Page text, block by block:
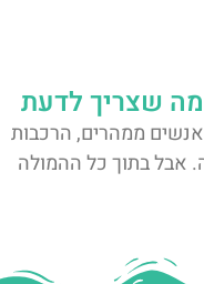
מה שצריך לדעת
אנשים ממהרים, הרכבות
אבל בתוך כל ההמולה